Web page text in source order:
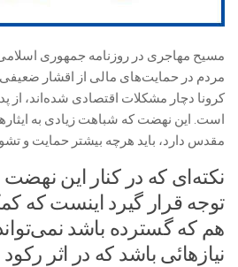
مسیح مهاجری در روزنامه جمهوری
مردم در حمایت‌های مالی از اقشار
کرونا دچار مشکلات اقتصادی شده‌اند، از
است. این نهضت که شباهت زیادی به
مقدس دارد، باید هرچه بیشتر حمایت و
نکته‌ای که در کنار این
توجه قرار گیرد اینست که
هم که گسترده باشد
نیازهائی باشد که در اثر